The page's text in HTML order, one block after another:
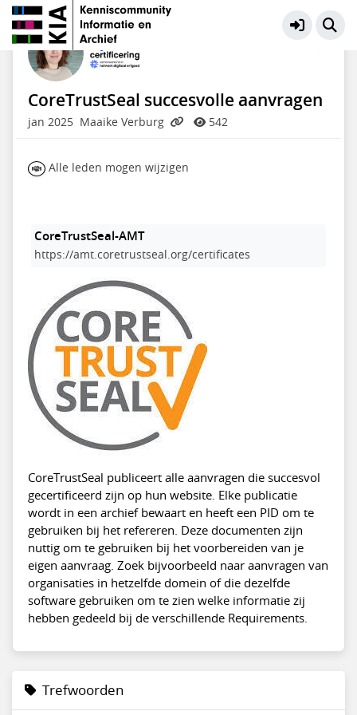
NDE Netwerk Certificering
CoreTrustSeal succesvolle aanvragen
jan 2025 Maaike Verburg 542
Alle leden mogen wijzigen
CoreTrustSeal-AMT
https://amt.coretrustseal.org/certificates
CoreTrustSeal publiceert alle aanvragen die succesvol
gecertificeerd zijn op hun website. Elke publicatie
wordt in een archief bewaart en heeft een PID om te
gebruiken bij het refereren. Deze documenten zijn
nuttig om te gebruiken bij het voorbereiden van je
eigen aanvraag. Zoek bijvoorbeeld naar aanvragen van
organisaties in hetzelfde domein of die dezelfde
software gebruiken om te zien welke informatie zij
hebben gedeeld bij de verschillende Requirements.
Trefwoorden